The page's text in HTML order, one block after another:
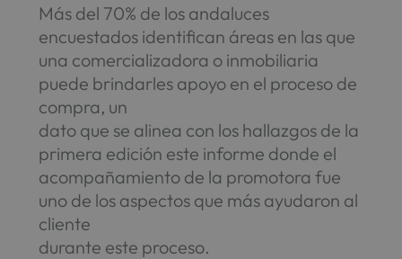
Más del 70% de los andaluces
encuestados identifican áreas en las que
una comercializadora o inmobiliaria
puede brindarles apoyo en el proceso de
compra, un
dato que se alinea con los hallazgos de la
primera edición este informe donde el
acompañamiento de la promotora fue
uno de los aspectos que más ayudaron al
cliente
durante este proceso.